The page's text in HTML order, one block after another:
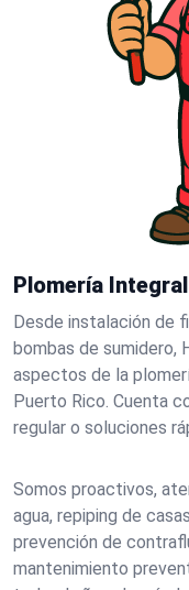
Plomería
Desde instalación de
bombas de sumidero,
aspectos de la
Puerto Rico. Cuenta
regular o soluciones
Somos proactivos,
agua, repiping de
prevención de
mantenimiento